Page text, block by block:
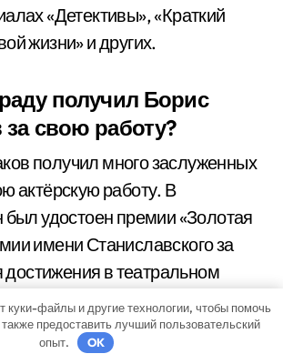
«Детективы», «Краткий
жизни» и других.
получил Борис
свою работу?
получил много заслуженных
актёрскую работу. В
был удостоен премии «Золотая
имени Станиславского за
в театральном
он неоднократно был
другие престижные
и театральные премии.
куки-файлы и другие технологии, чтобы помочь
предоставить лучший пользовательский
опыт.
OK